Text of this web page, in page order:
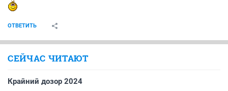
ОТВЕТИТЬ
СЕЙЧАС ЧИТАЮТ
Крайний дозор 2024